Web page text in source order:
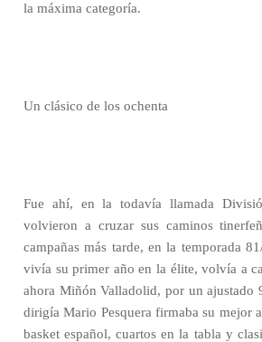
la máxima categoría.
Un clásico de los ochenta
Fue ahí, en la todavía llamada
volvieron a cruzar sus caminos
campañas más tarde, en la temporada
vivía su primer año en la élite, volvía a
ahora Miñón Valladolid, por un ajustado
dirigía Mario Pesquera firmaba su mejor
basket español, cuartos en la tabla y